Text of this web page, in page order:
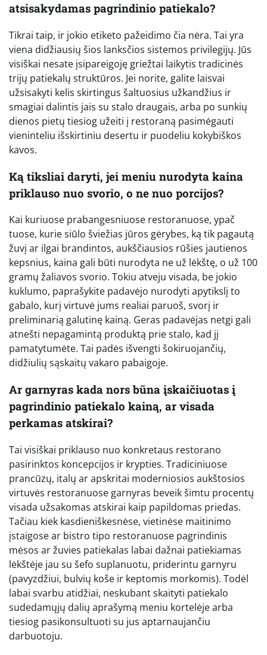
atsisakydamas pagrindinio patiekalo?
Tikrai taip, ir jokio etiketo pažeidimo čia nėra. Tai yra
viena didžiausių šios lanksčios sistemos privilegijų. Jūs
visiškai nesate įsipareigoję griežtai laikytis tradicinės
trijų patiekalų struktūros. Jei norite, galite laisvai
užsisakyti kelis skirtingus šaltuosius užkandžius ir
smagiai dalintis jais su stalo draugais, arba po sunkių
dienos pietų tiesiog užeiti į restoraną pasimėgauti
vieninteliu išskirtiniu desertu ir puodeliu kokybiškos
kavos.
Ką tiksliai daryti, jei meniu nurodyta kaina
priklauso nuo svorio, o ne nuo porcijos?
Kai kuriuose prabangesniuose restoranuose, ypač
tuose, kurie siūlo šviežias jūros gėrybes, ką tik pagautą
žuvį ar ilgai brandintos, aukščiausios rūšies jautienos
kepsnius, kaina gali būti nurodyta ne už lėkštę, o už 100
gramų žaliavos svorio. Tokiu atveju visada, be jokio
kuklumo, paprašykite padavėjo nurodyti apytikslį to
gabalo, kurį virtuvė jums realiai paruoš, svorį ir
preliminarią galutinę kainą. Geras padavėjas netgi gali
atnešti nepagamintą produktą prie stalo, kad jį
pamatytumėte. Tai padės išvengti šokiruojančių,
didžiulių sąskaitų vakaro pabaigoje.
Ar garnyras kada nors būna įskaičiuotas į
pagrindinio patiekalo kainą, ar visada
perkamas atskirai?
Tai visiškai priklauso nuo konkretaus restorano
pasirinktos koncepcijos ir krypties. Tradiciniuose
prancūzų, italų ar apskritai moderniosios aukštosios
virtuvės restoranuose garnyras beveik šimtu procentų
visada užsakomas atskirai kaip papildomas priedas.
Tačiau kiek kasdieniškesnėse, vietinėse maitinimo
įstaigose ar bistro tipo restoranuose pagrindinis
mėsos ar žuvies patiekalas labai dažnai patiekiamas
lėkštėje jau su šefo suplanuotu, priderintu garnyru
(pavyzdžiui, bulvių koše ir keptomis morkomis). Todėl
labai svarbu atidžiai, neskubant skaityti patiekalo
sudedamųjų dalių aprašymą meniu kortelėje arba
tiesiog pasikonsultuoti su jus aptarnaujančiu
darbuotoju.